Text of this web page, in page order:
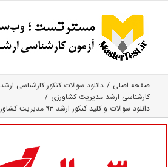
content
صفحه اصلی
دانلود سوالات کنکور کارشناسی ارشد
کارشناسی ارشد مدیریت کشاورزی
دانلود سوالات و کلید کنکور ارشد ۹۳ مدیریت کشاورزی (رایگان)